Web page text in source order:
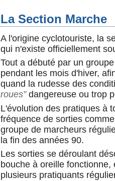
La Section Marche
A l'origine cyclotouriste, la
qui n'existe officiellement
Tout a débuté par un
pendant les mois d'hiver,
quand la rudesse des
roues”dangereuse ou trop
L'évolution des pratiques à
fréquence de sorties
groupe de marcheurs
la fin des années 90.
Les sorties se déroulant
bouche à oreille
plusieurs pratiquants